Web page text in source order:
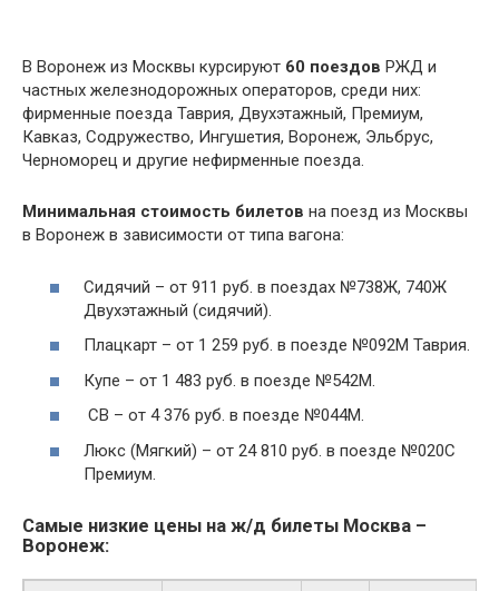
В Воронеж из Москвы курсируют 60 поездов РЖД и
частных железнодорожных операторов, среди них:
фирменные поезда Таврия, Двухэтажный, Премиум,
Кавказ, Содружество, Ингушетия, Воронеж, Эльбрус,
Черноморец и другие нефирменные поезда.
Минимальная стоимость билетов на поезд из Москвы
в Воронеж в зависимости от типа вагона:
Сидячий – от 911 руб. в поездах №738Ж, 740Ж
Двухэтажный (сидячий).
Плацкарт – от 1 259 руб. в поезде №092М Таврия.
Купе – от 1 483 руб. в поезде №542М.
СВ – от 4 376 руб. в поезде №044М.
Люкс (Мягкий) – от 24 810 руб. в поезде №020С
Премиум.
Самые низкие цены на ж/д билеты Москва –
Воронеж: